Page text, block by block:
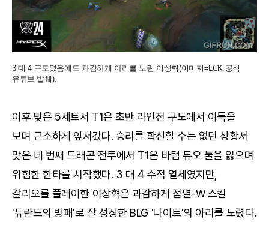
3 대 4 구도였음에도 과감하게 아리를 노린 이상혁(이미지=LCK 공식
유튜브 발췌).
이후 맞은 5세트서 T1은 초반 라인전 구도에서 이득을
보며 근소하게 앞서갔다. 승리를 확신할 수는 없던 상황서
맞은 네 번째 드래곤 전투에서 T1은 바텀 듀오 둘을 잃으며
위험한 한타를 시작했다. 3 대 4 수적 열세였지만,
갈리오를 플레이한 이상혁은 과감하게 점멸-W 스킬
'듀란드의 방패'로 잘 성장한 BLG '나이트'의 아리를 노렸다.